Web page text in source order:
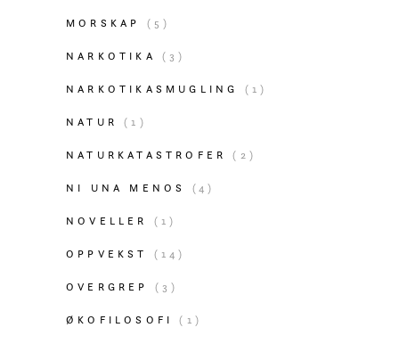
MORSKAP (5)
NARKOTIKA (3)
NARKOTIKASMUGLING (1)
NATUR (1)
NATURKATASTROFER (2)
NI UNA MENOS (4)
NOVELLER (1)
OPPVEKST (14)
OVERGREP (3)
ØKOFILOSOFI (1)